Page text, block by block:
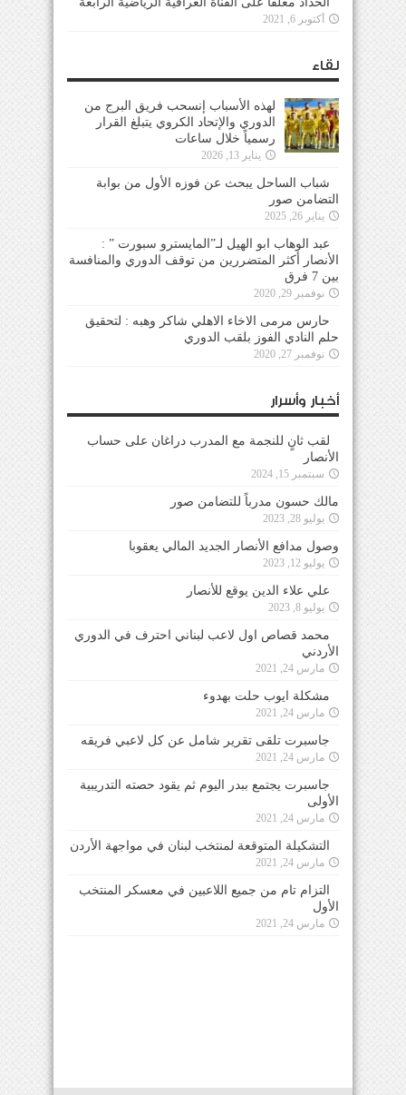
أكتوبر 6, 2021
لقاء
لهذه الأسباب إنسحب فريق البرج من
الدوري والإتحاد الكروي يتبلغ القرار
رسمياً خلال ساعات
يناير 13, 2026
شباب الساحل يبحث عن فوزه الأول من بوابة
التضامن صور
يناير 26, 2025
عبد الوهاب ابو الهيل لـ”المايسترو سبورت ” :
الأنصار أكثر المتضررين من توقف الدوري والمنافسة
بين 7 فرق
نوفمبر 29, 2020
حارس مرمى الاخاء الاهلي شاكر وهبه : لتحقيق
حلم النادي الفوز بلقب الدوري
نوفمبر 27, 2020
أخبار وأسرار
لقب ثانٍ للنجمة مع المدرب دراغان على حساب
الأنصار
سبتمبر 15, 2024
مالك حسون مدرباً للتضامن صور
يوليو 28, 2023
وصول مدافع الأنصار الجديد المالي يعقوبا
يوليو 12, 2023
علي علاء الدين يوقع للأنصار
يوليو 8, 2023
محمد قصاص اول لاعب لبناني احترف في الدوري
الأردني
مارس 24, 2021
مشكلة ايوب حلت بهدوء
مارس 24, 2021
جاسبرت تلقى تقرير شامل عن كل لاعبي فريقه
مارس 24, 2021
جاسبرت يجتمع ببدر اليوم ثم يقود حصته التدريبية
الأولى
مارس 24, 2021
التشكيلة المتوقعة لمنتخب لبنان في مواجهة الأردن
مارس 24, 2021
التزام تام من جميع اللاعبين في معسكر المنتخب
الأول
مارس 24, 2021